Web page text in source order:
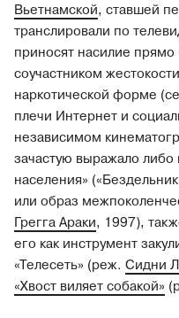
Вьетнамской, ставшей
транслировали по
приносят насилие прямо
соучастником
наркотической форме
плечи Интернет и
независимом
зачастую выражало
населения»
или образ
Грегга Араки, 1997),
его как инструмент
«Телесеть» (реж. Сидни
«Хвост виляет собакой»